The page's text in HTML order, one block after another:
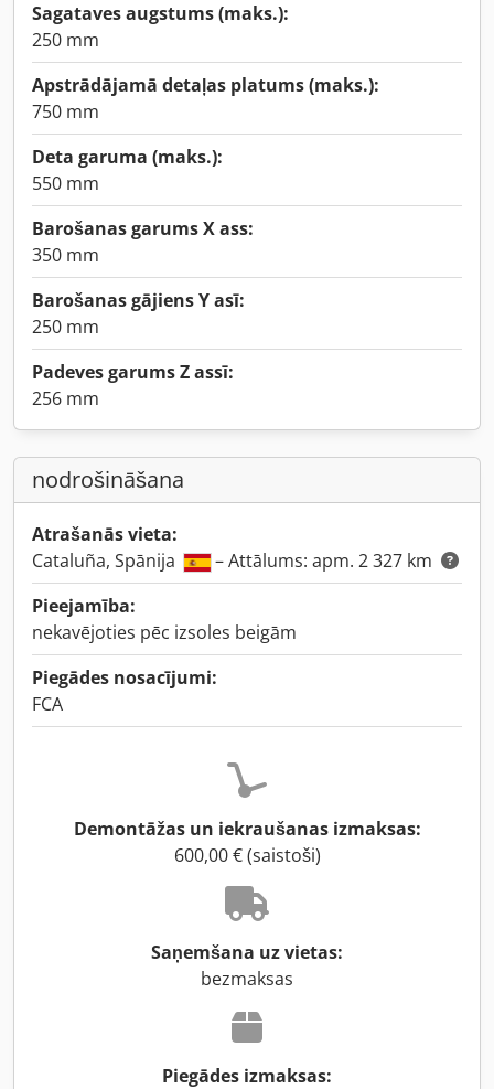
Sagataves augstums (maks.):
250 mm
Apstrādājamā detaļas platums (maks.):
750 mm
Deta garuma (maks.):
550 mm
Barošanas garums X ass:
350 mm
Barošanas gājiens Y asī:
250 mm
Padeves garums Z assī:
256 mm
nodrošināšana
Atrašanās vieta:
Cataluña, Spānija
– Attālums: apm. 2 327 km
Pieejamība:
nekavējoties pēc izsoles beigām
Piegādes nosacījumi:
FCA
Demontāžas un iekraušanas izmaksas:
600,00 € (saistoši)
Saņemšana uz vietas:
bezmaksas
Piegādes izmaksas: